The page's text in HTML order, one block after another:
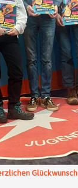
Glückwunsch